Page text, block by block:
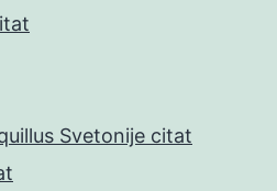
Svetonije citat